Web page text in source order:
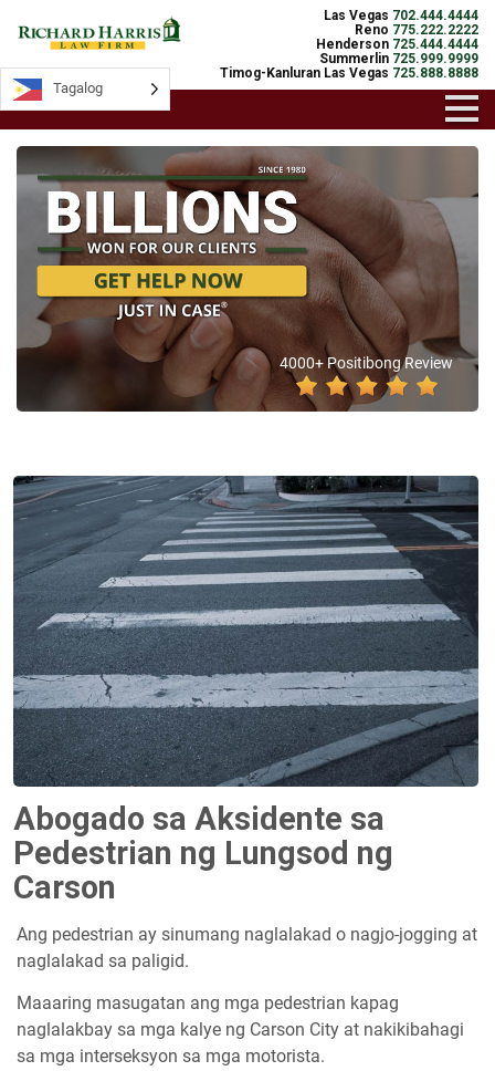
Las Vegas 702.444.4444
Reno 775.222.2222
Henderson 725.444.4444
Summerlin 725.999.9999
Timog-Kanluran Las Vegas 725.888.8888
4000+ Positibong Review
Abogado sa Aksidente sa
Pedestrian ng Lungsod ng
Carson
Ang pedestrian ay sinumang naglalakad o nagjo-jogging at
naglalakad sa paligid.
Maaaring masugatan ang mga pedestrian kapag
naglalakbay sa mga kalye ng Carson City at nakikibahagi
sa mga interseksyon sa mga motorista.
Tagalog